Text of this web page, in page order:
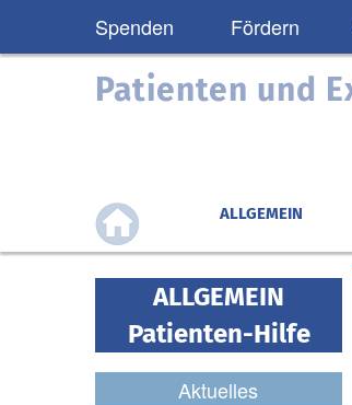
Spenden Fördern
Patienten und
ALLGEMEIN
ALLGEMEIN
Patienten-Hilfe
Aktuelles